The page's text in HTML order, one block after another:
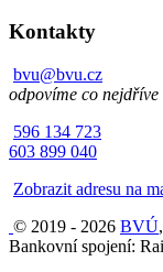
Kontakty
bvu@bvu.cz
odpovíme co nejdříve
596 134 723
603 899 040
Zobrazit adresu na
© 2019 - 2026 BVÚ,
Bankovní spojení: